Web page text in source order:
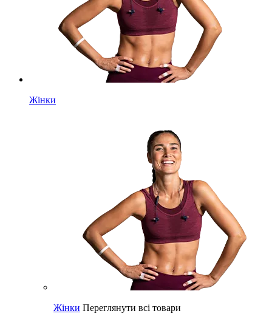
Жінки
Жінки Переглянути всі товари